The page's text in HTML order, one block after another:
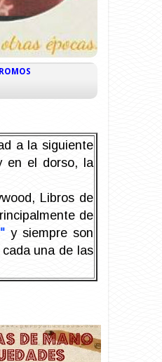
a la siguiente
en el dorso, la
Libros de
de
y siempre son
una de las